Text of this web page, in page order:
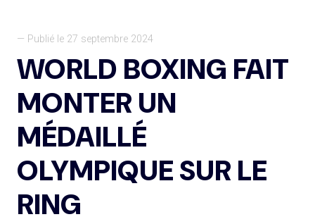
— Publié le 27 septembre 2024
WORLD BOXING FAIT
MONTER UN
MÉDAILLÉ
OLYMPIQUE SUR LE
RING